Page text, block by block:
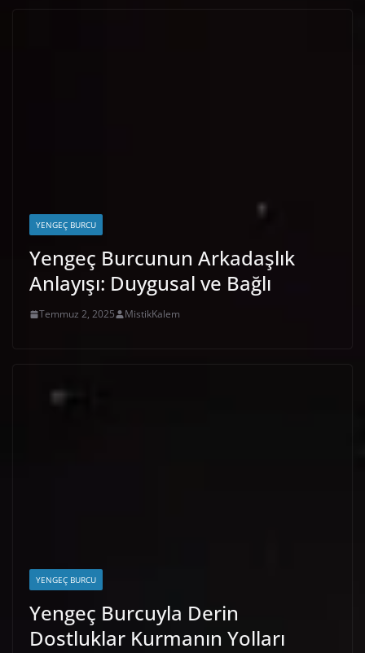
YENGEÇ BURCU
Yengeç Burcunun Arkadaşlık
Anlayışı: Duygusal ve Bağlı
Temmuz 2, 2025 MistikKalem
YENGEÇ BURCU
Yengeç Burcuyla Derin
Dostluklar Kurmanın Yolları